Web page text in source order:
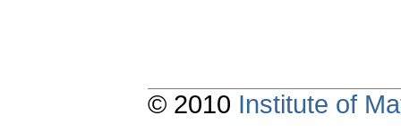
© 2010 Institute of